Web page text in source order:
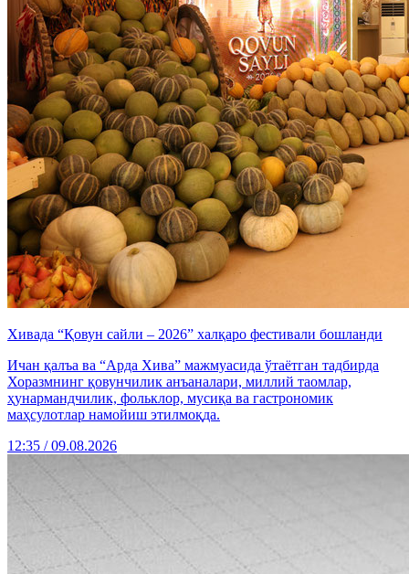
Хивада “Қовун сайли – 2026” халқаро фестивали бошланди
Ичан қалъа ва “Арда Хива” мажмуасида ўтаётган тадбирда
Хоразмнинг қовунчилик анъаналари, миллий таомлар,
ҳунармандчилик, фольклор, мусиқа ва гастрономик
маҳсулотлар намойиш этилмоқда.
12:35 / 09.08.2026